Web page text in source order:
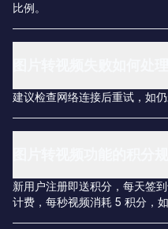
比例。
建议检查网络连接后重试，如
新用户注册即送积分，每天签
计费，每秒视频消耗 5 积分，